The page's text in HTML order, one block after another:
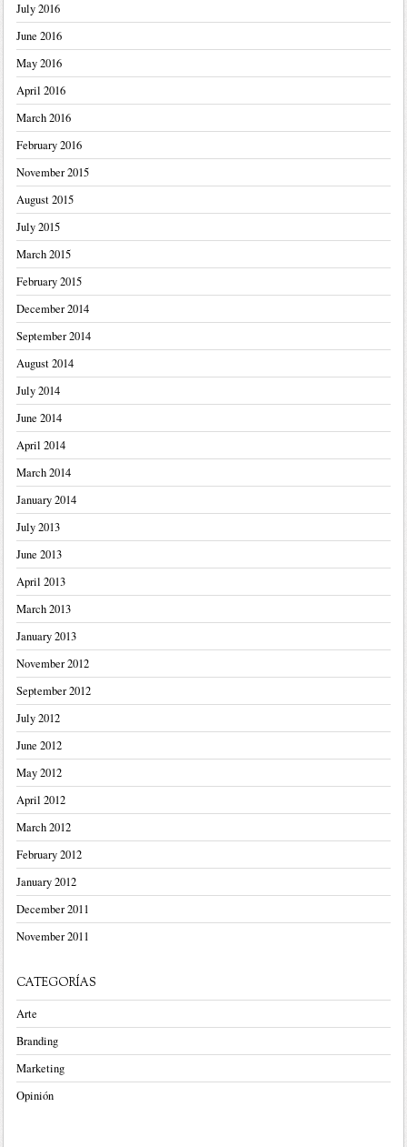
July 2016
June 2016
May 2016
April 2016
March 2016
February 2016
November 2015
August 2015
July 2015
March 2015
February 2015
December 2014
September 2014
August 2014
July 2014
June 2014
April 2014
March 2014
January 2014
July 2013
June 2013
April 2013
March 2013
January 2013
November 2012
September 2012
July 2012
June 2012
May 2012
April 2012
March 2012
February 2012
January 2012
December 2011
November 2011
CATEGORÍAS
Arte
Branding
Marketing
Opinión